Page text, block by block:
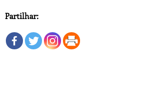
Partilhar: